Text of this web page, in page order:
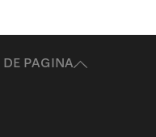
DE PAGINA